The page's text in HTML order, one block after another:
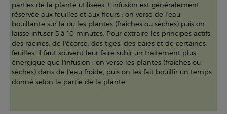
parties de la plante utilisées. L'infusion est généralement
réservée aux feuilles et aux fleurs : on verse de l'eau
bouillante sur la ou les plantes (fraîches ou sèches) puis on
laisse infuser 5 à 10 minutes. Pour extraire les principes actifs
des racines, de l'écorce, des tiges, des baies et de certaines
feuilles, il faut souvent leur faire subir un traitement plus
énergique que l'infusion : on verse les plantes (fraîches ou
sèches) dans de l'eau froide, puis on les fait bouillir un temps
donné selon la partie de la plante.